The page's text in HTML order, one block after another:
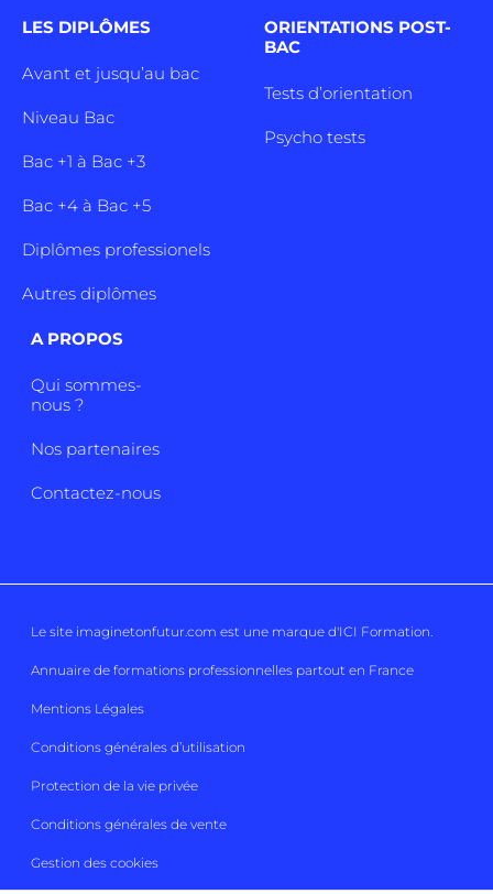
LES DIPLÔMES
Avant et jusqu’au bac
Niveau Bac
Bac +1 à Bac +3
Bac +4 à Bac +5
Diplômes professionels
Autres diplômes
ORIENTATIONS POST-
BAC
Tests d’orientation
Psycho tests
A PROPOS
Qui sommes-
nous ?
Nos partenaires
Contactez-nous
Le site imaginetonfutur.com est une marque d'ICI Formation.
Annuaire de formations professionnelles partout en France
Mentions Légales
Conditions générales d’utilisation
Protection de la vie privée
Conditions générales de vente
Gestion des cookies